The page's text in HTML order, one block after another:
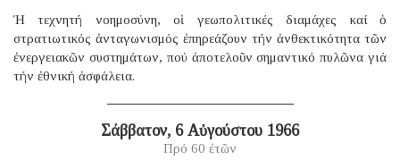
Ἡ τεχνητή νοημοσύνη, οἱ γεωπολιτικές διαμάχες καί ὁ
στρατιωτικός ἀνταγωνισμός ἐπηρεάζουν τήν ἀνθεκτικότητα τῶν
ἐνεργειακῶν συστημάτων, πού ἀποτελοῦν σημαντικό πυλῶνα γιά
τήν ἐθνική ἀσφάλεια.
Σάββατον, 6 Αὐγούστου 1966
Πρό 60 ἐτῶν